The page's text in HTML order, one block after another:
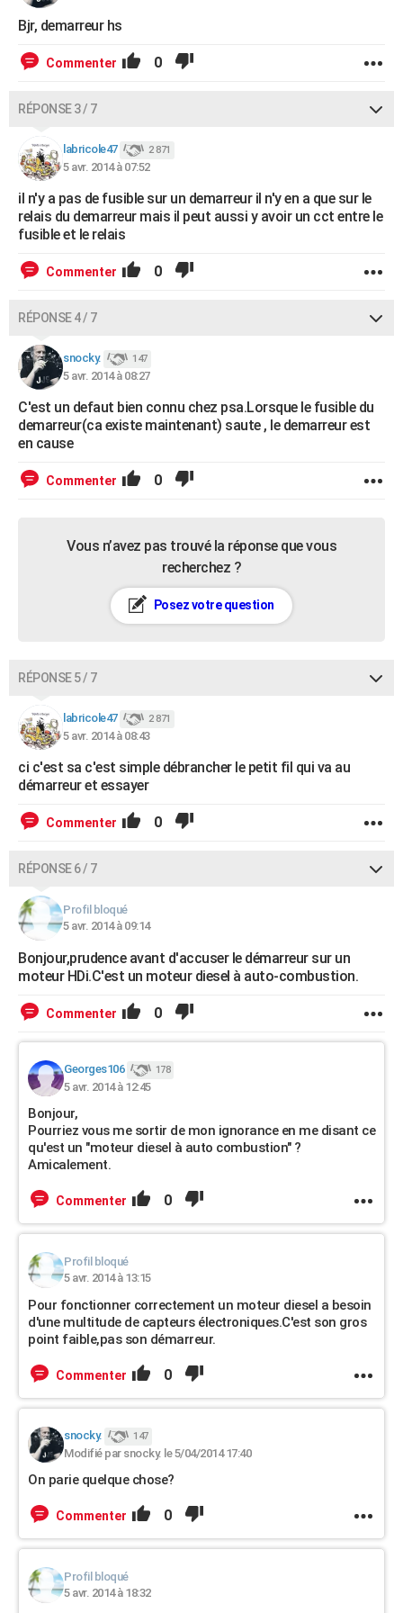
Bjr, demarreur hs
Commenter 0
RÉPONSE 3 / 7
labricole47 2 871
5 avr. 2014 à 07:52
il n'y a pas de fusible sur un demarreur il n'y en a que sur le
relais du demarreur mais il peut aussi y avoir un cct entre le
fusible et le relais
Commenter 0
RÉPONSE 4 / 7
snocky. 147
5 avr. 2014 à 08:27
C'est un defaut bien connu chez psa.Lorsque le fusible du
demarreur(ca existe maintenant) saute , le demarreur est
en cause
Commenter 0
Vous n’avez pas trouvé la réponse que vous
recherchez ?
Posez votre question
RÉPONSE 5 / 7
labricole47 2 871
5 avr. 2014 à 08:43
ci c'est sa c'est simple débrancher le petit fil qui va au
démarreur et essayer
Commenter 0
RÉPONSE 6 / 7
Profil bloqué
5 avr. 2014 à 09:14
Bonjour,prudence avant d'accuser le démarreur sur un
moteur HDi.C'est un moteur diesel à auto-combustion.
Commenter 0
Georges106 178
5 avr. 2014 à 12:45
Bonjour,
Pourriez vous me sortir de mon ignorance en me disant ce
qu'est un "moteur diesel à auto combustion" ?
Amicalement.
Commenter 0
Profil bloqué
5 avr. 2014 à 13:15
Pour fonctionner correctement un moteur diesel a besoin
d'une multitude de capteurs électroniques.C'est son gros
point faible,pas son démarreur.
Commenter 0
snocky. 147
Modifié par snocky. le 5/04/2014 17:40
On parie quelque chose?
Commenter 0
Profil bloqué
5 avr. 2014 à 18:32